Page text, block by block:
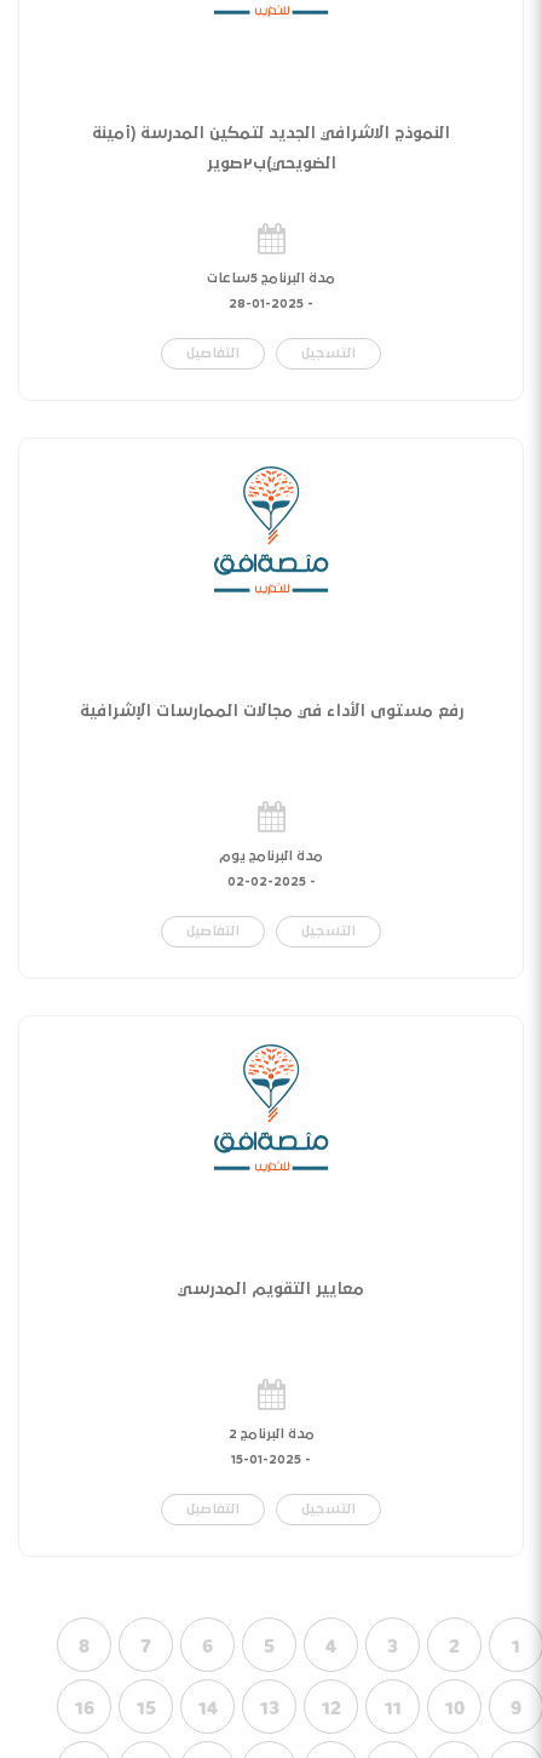
النموذج الاشرافي الجديد لتمكين المدرسة (أمينة
الضويحي)ب٢صوير
مدة البرنامج 5ساعات
-
28-01-2025
التسجيل التفاصيل
رفع مستوى الأداء في مجالات الممارسات الإشرافية
مدة البرنامج يوم
-
02-02-2025
التسجيل التفاصيل
معايير التقويم المدرسي
مدة البرنامج 2
-
15-01-2025
التسجيل التفاصيل
1
2
3
4
5
6
7
8
9
10
11
12
13
14
15
16